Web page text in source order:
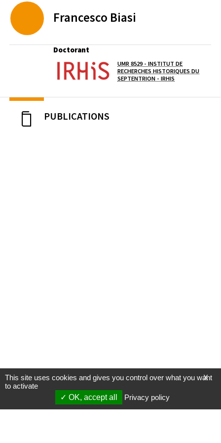
Francesco Biasi
Doctorant
UMR 8529 - INSTITUT DE
RECHERCHES HISTORIQUES DU
SEPTENTRION - IRHIS(OUVERTURE
PUBLICATIONS
X
This site uses cookies and gives you control over what you want
to activate
OK, accept all
Privacy policy